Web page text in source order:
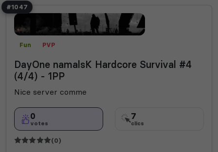
#1047
Fun PVP
DayOne namalsK Hardcore Survival #4
(4/4) - 1PP
Nice server comme
0
votes
7
clics
(0)